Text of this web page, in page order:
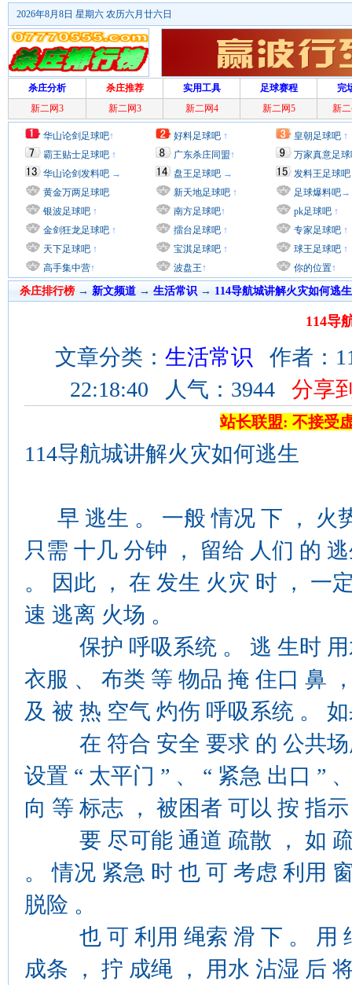
2026年8月8日 星期六 农历六月廿六日
杀庄分析 杀庄推荐 实用工具 足球赛程
完
新二网3
新二网3 新二网4 新二网5 新
华山论剑足球吧↑
霸王贴士足球吧 ↑
华山论剑发料吧 →
黄金万两足球吧
银波足球吧 ↑
金剑狂龙足球吧 ↑
天下足球吧 ↑
高手集中营↑
好料足球吧 ↑
广东杀庄同盟↑
盘王足球吧 →
新天地足球吧 ↑
南方足球吧↑
擂台足球吧 ↑
宝淇足球吧 ↑
波盘王↑
皇朝足球吧 ↑
万家真意足
发料王足球吧
足球爆料吧→
pk足球吧 ↑
专家足球吧 ↑
球王足球吧 ↑
你的位置↑
杀庄排行榜 → 新文频道→ 生活常识 → 114导航城讲解火灾如何逃生
114导
文章分类： 生活常识 作者：
22:18:40 人气：3944 分享
站长联盟: 不接受
114导航城讲解火灾如何逃生
早 逃生 。 一般 情况 下 ， 火
只需 十几 分钟 ， 留给 人们 的
。 因此 ， 在 发生 火灾 时 ， 一
速 逃离 火场 。
保护 呼吸系统 。 逃 生时 用
衣服 、 布类 等 物品 掩 住口 鼻
及 被 热 空气 灼伤 呼吸系统 。
在 符合 安全 要求 的 公共场
设置 “ 太平门 ” 、 “ 紧急 出口 ”
向 等 标志 ， 被困者 可以 按 指
要 尽可能 通道 疏散 ， 如 疏
。 情况 紧急 时 也 可 考虑 利用
脱险 。
也 可 利用 绳索 滑 下 。 用
成条 ， 拧 成绳 ， 用水 沾湿 后